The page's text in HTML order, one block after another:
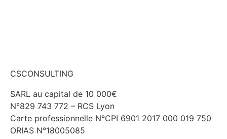
CSCONSULTING
SARL au capital de 10 000€
N°829 743 772 – RCS Lyon
Carte professionnelle N°CPI 6901 2017 000 019 750
ORIAS N°18005085